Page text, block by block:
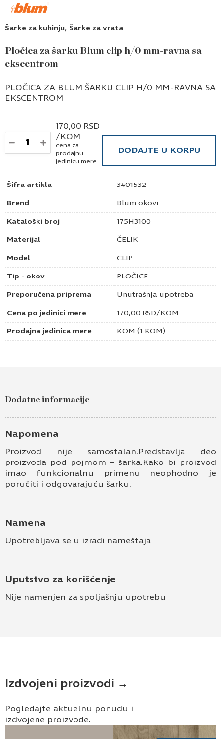
Šarke za kuhinju, Šarke za vrata
Pločica za šarku Blum clip h/0 mm-ravna sa
ekscentrom
Šifra artikla 3401532
Brend Blum okovi
Kataloški broj 175H3100
Materijal ČELIK
Model CLIP
Tip - okov PLOČICE
Preporučena priprema Unutrašnja upotreba
Cena po jedinici mere 170,00 RSD/KOM
Prodajna jedinica mere KOM (1 KOM)
PLOČICA ZA BLUM ŠARKU CLIP H/0 MM-RAVNA SA
EKSCENTROM
Količina
170,00 RSD
/KOM
cena za
prodajnu
jedinicu mere
DODAJTE U KORPU
Dodatne informacije
Napomena
Proizvod nije samostalan.Predstavlja deo
proizvoda pod pojmom – šarka.Kako bi proizvod
imao funkcionalnu primenu neophodno je
poručiti i odgovarajuću šarku.
Namena
Upotrebljava se u izradi nameštaja
Uputstvo za korišćenje
Nije namenjen za spoljašnju upotrebu
Izdvojeni proizvodi →
Pogledajte aktuelnu ponudu i
izdvojene proizvode.